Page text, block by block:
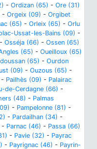
- Ordizan (65) - Ore (31)
- Orgeix (09) - Orgibet
(65) - Orleix (65) - Orlu
Ussat-les-Bains (09) -
- Osséja (66) - Ossen (65)
(65) - Oueilloux (65)
(65) - Ourdon
(09) - Ouzous (65) -
- Pailhès (09) - Palairac
de-Cerdagne (66) -
(48) - Palmas
- Pampelonne (81) -
- Pardailhan (34) -
- Parnac (46) - Passa (66)
- Pavie (32) - Payrac
- Payrignac (46) - Payrin-